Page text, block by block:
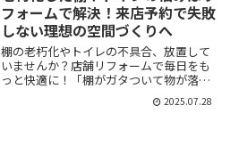
情報を探している男性は年...
フォームで解決！来店予約で失敗
しない理想の空間づくりへ
棚の老朽化やトイレの不具合、放置して
いませんか？店舗リフォームで毎日をも
っと快適に！「棚がガタついて物が落ち
そう」「トイレの汚れや古さが気にな
る」「自分のお店や自宅をキレイに保ち
2025.07.28